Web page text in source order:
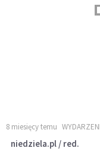
8 miesięcy temu
niedziela.pl / red.